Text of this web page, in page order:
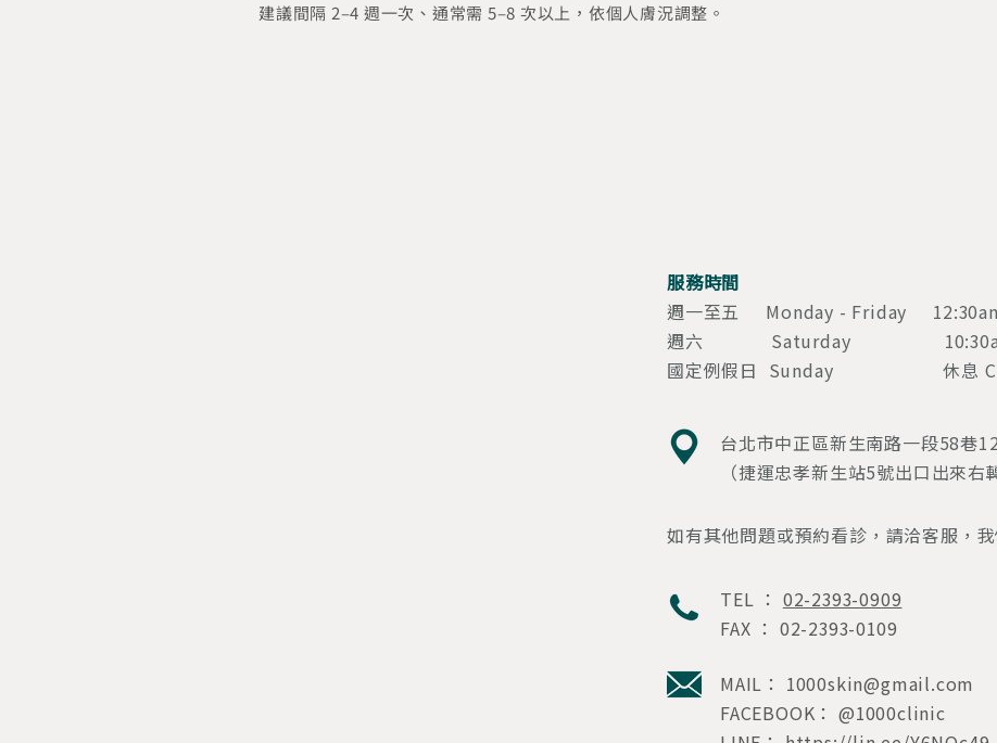
建議間隔 2‒4 週一次、通常需 5‒8 次以上，依個人膚況調整。
服務時間
週一至五 Monday - Friday
週六 Saturday 10:30am
國定例假日 Sunday 休息
台北市中正區新生南路一段58巷
（捷運忠孝新生站5號出口出來右
如有其他問題或預約看診，請洽客服，
TEL ： 02-2393-0909
FAX ： 02-2393-0109
MAIL： 1000skin@gmail.com
FACEBOOK： @1000clinic